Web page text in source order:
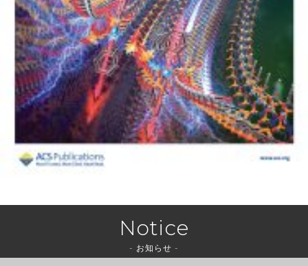
Notice
- お知らせ -